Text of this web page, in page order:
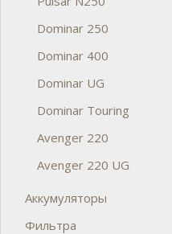
Dominar 250
Dominar 400
Dominar UG
Dominar Touring
Avenger 220
Avenger 220 UG
Аккумуляторы
Фильтра